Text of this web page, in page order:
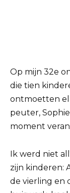
Op mijn 32e
die tien
ontmoetten
peuter,
moment
Ik werd niet
zijn kinderen:
de vierling en